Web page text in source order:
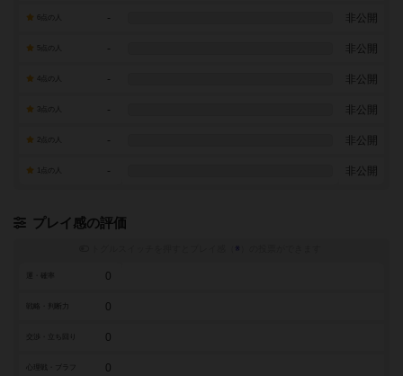
- 非公開
- 非公開
- 非公開
- 非公開
- 非公開
- 非公開
プレイ感の評価
※
0
戦略・判断力 0
0
0